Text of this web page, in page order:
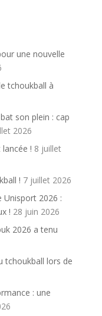
une nouvelle
tchoukball à
son plein : cap
2026
! 8 juillet
! 7 juillet 2026
Unisport 2026 :
! 28 juin 2026
2026 a tenu
tchoukball lors de
: une